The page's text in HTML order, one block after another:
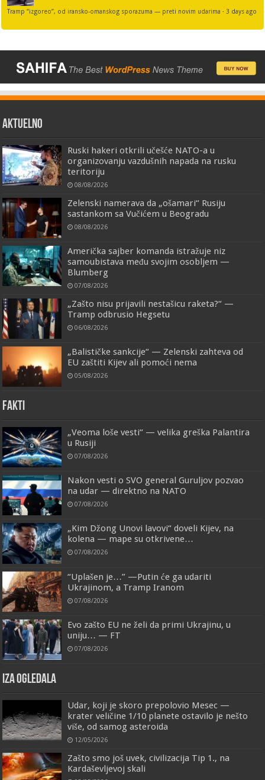
Tramp “izgoreo”, od iransko-omanskog sporazuma — preti novim udarima ·3 days ago
AKTUELNO
Ruski hakeri otkrili učešće NATO-a u
organizovanju vazdušnih napada na rusku
teritoriju
08/08/2026
Zelenski namerava da „ošamari“ Rusiju
sastankom sa Vučićem u Beogradu
08/08/2026
Američka sajber komanda istražuje niz
samoubistava među svojim osobljem —
Blumberg
07/08/2026
„Zašto nisu prijavili nestašicu raketa?“ —
Tramp odbrusio Hegsetu
06/08/2026
„Balističke sankcije“ — Zelenski zahteva od
EU zaštiti Kijev ali pomoći nema
05/08/2026
FAKTI
„Veoma loše vesti“ — velika greška Palantira
u Rusiji
07/08/2026
Nakon vesti o SVO general Guruljov pozvao
na udar — direktno na NATO
07/08/2026
„Kim Džong Unovi lavovi“ doveli Kijev, na
kolena — mape su otkrivene…
07/08/2026
“Uplašen je…” —Putin će ga udariti
Ukrajinom, a Tramp Iranom
07/08/2026
Evo zašto EU ne želi da primi Ukrajinu, u
uniju… — FT
07/08/2026
IZA OGLEDALA
Udar, koji je skoro prepolovio Mesec —
krater veličine 1/10 planete ostavilo je nešto
više, od samog asteroida
12/05/2026
Zašto smo još uvek, civilizacija Tip 1., na
Kardaševljevoj skali